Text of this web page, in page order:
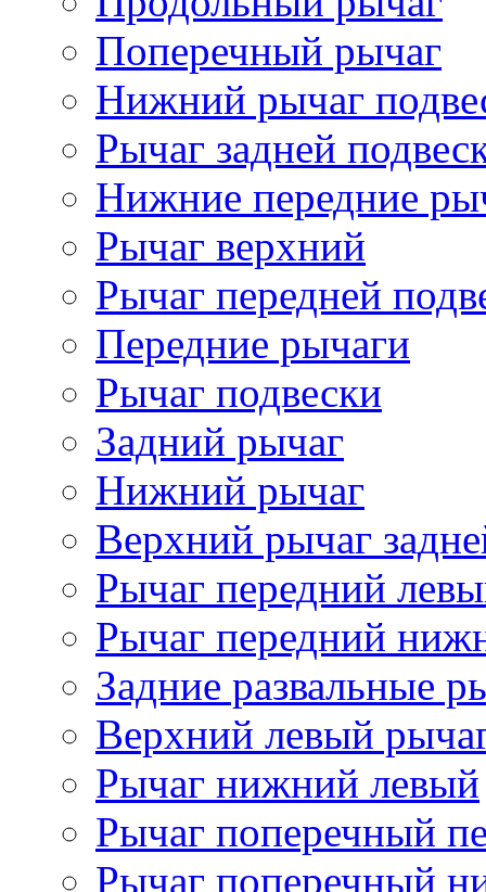
Поперечный рычаг
Нижний рычаг
Рычаг задней
Нижние передние
Рычаг верхний
Рычаг передней
Передние рычаги
Рычаг подвески
Задний рычаг
Нижний рычаг
Верхний рычаг
Рычаг передний
Рычаг передний
Задние развальные
Верхний левый
Рычаг нижний левый
Рычаг поперечный
Рычаг поперечный